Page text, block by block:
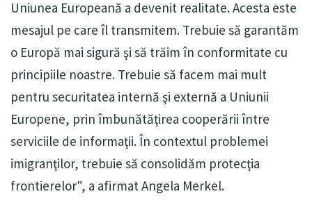
Uniunea Europeană a devenit realitate. Acesta este
mesajul pe care îl transmitem. Trebuie să garantăm
o Europă mai sigură şi să trăim în conformitate cu
principiile noastre. Trebuie să facem mai mult
pentru securitatea internă şi externă a Uniunii
Europene, prin îmbunătăţirea cooperării între
serviciile de informaţii. În contextul problemei
imigranţilor, trebuie să consolidăm protecţia
frontierelor", a afirmat Angela Merkel.